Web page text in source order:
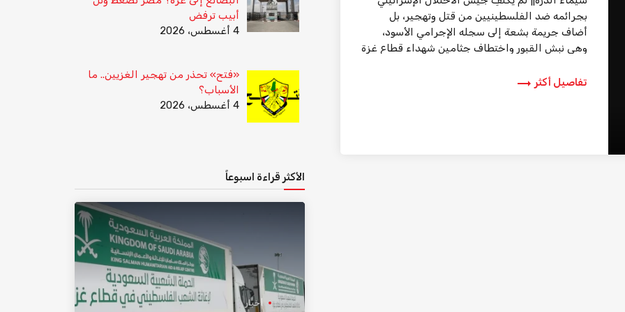
بجرائمه ضد الفلسطينيين من قتل وتهجير، بل
أضاف جريمة بشعة إلى سجله الإجرامي الأسود،
وهي نبش القبور واختطاف جثامين شهداء قطاع غزة
تفاصيل أكثر trending_flat
أبيب ترفض
4 أغسطس، 2026
«فتح» تحذر من تهجير الغزيين.. ما
الأسباب؟
4 أغسطس، 2026
الأكثر قراءة اسبوعاً
أخبار